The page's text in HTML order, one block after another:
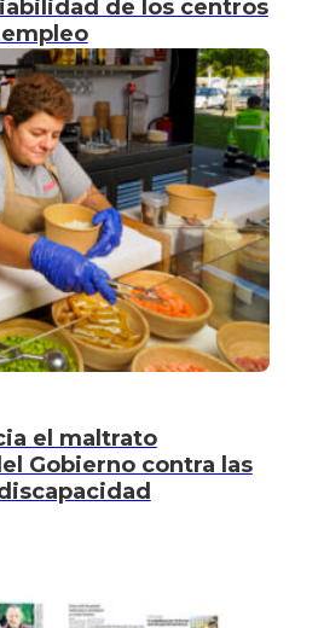
de los centros
el maltrato
Gobierno contra las